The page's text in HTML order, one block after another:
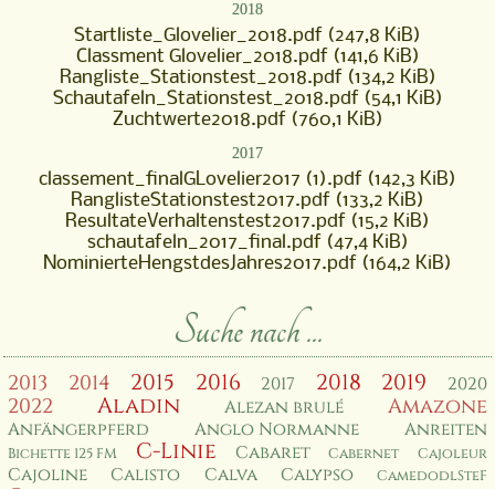
2018
Startliste_Glovelier_2018.pdf (247,8 KiB)
Classment Glovelier_2018.pdf (141,6 KiB)
Rangliste_Stationstest_2018.pdf (134,2 KiB)
Schautafeln_Stationstest_2018.pdf (54,1 KiB)
Zuchtwerte2018.pdf (760,1 KiB)
2017
classement_finalGLovelier2017 (1).pdf (142,3 KiB)
RanglisteStationstest2017.pdf (133,2 KiB)
ResultateVerhaltenstest2017.pdf (15,2 KiB)
schautafeln_2017_final.pdf (47,4 KiB)
NominierteHengstdesJahres2017.pdf (164,2 KiB)
Suche nach ...
2013 2014 2015 2016 2017 2018 2019 2020
2022 Aladin Alezan brulé Amazone
Anfängerpferd Anglo Normanne Anreiten
Bichette 125 FM C-Linie Cabaret Cabernet Cajoleur
Cajoline Calisto Calva Calypso CamedodlSteF